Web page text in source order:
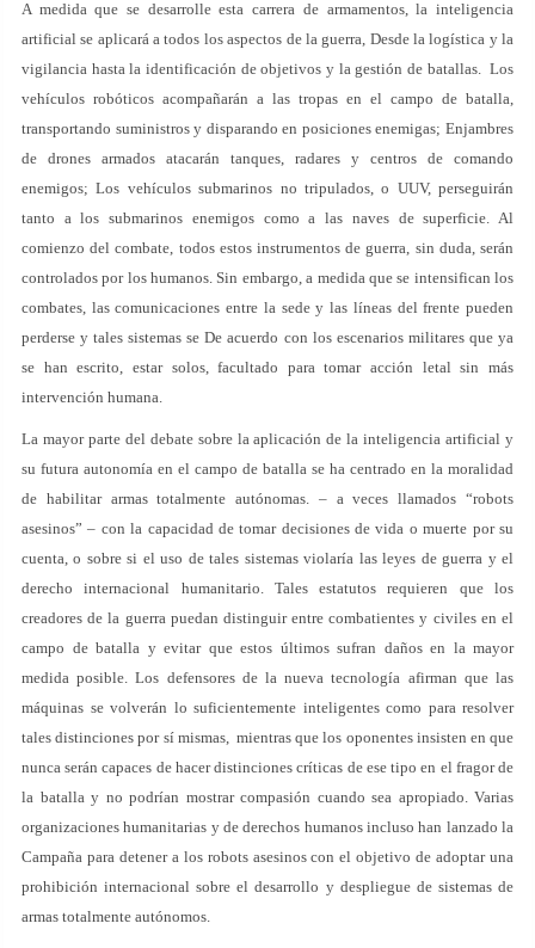
A medida que se desarrolle esta carrera de armamentos, la inteligencia
artificial se aplicará a todos los aspectos de la guerra, Desde la logística y la
vigilancia hasta la identificación de objetivos y la gestión de batallas. Los
vehículos robóticos acompañarán a las tropas en el campo de batalla,
transportando suministros y disparando en posiciones enemigas; Enjambres
de drones armados atacarán tanques, radares y centros de comando
enemigos; Los vehículos submarinos no tripulados, o UUV, perseguirán
tanto a los submarinos enemigos como a las naves de superficie. Al
comienzo del combate, todos estos instrumentos de guerra, sin duda, serán
controlados por los humanos. Sin embargo, a medida que se intensifican los
combates, las comunicaciones entre la sede y las líneas del frente pueden
perderse y tales sistemas se De acuerdo con los escenarios militares que ya
se han escrito, estar solos, facultado para tomar acción letal sin más
intervención humana.
La mayor parte del debate sobre la aplicación de la inteligencia artificial y
su futura autonomía en el campo de batalla se ha centrado en la moralidad
de habilitar armas totalmente autónomas. – a veces llamados “robots
asesinos” – con la capacidad de tomar decisiones de vida o muerte por su
cuenta, o sobre si el uso de tales sistemas violaría las leyes de guerra y el
derecho internacional humanitario. Tales estatutos requieren que los
creadores de la guerra puedan distinguir entre combatientes y civiles en el
campo de batalla y evitar que estos últimos sufran daños en la mayor
medida posible. Los defensores de la nueva tecnología afirman que las
máquinas se volverán lo suficientemente inteligentes como para resolver
tales distinciones por sí mismas, mientras que los oponentes insisten en que
nunca serán capaces de hacer distinciones críticas de ese tipo en el fragor de
la batalla y no podrían mostrar compasión cuando sea apropiado. Varias
organizaciones humanitarias y de derechos humanos incluso han lanzado la
Campaña para detener a los robots asesinos con el objetivo de adoptar una
prohibición internacional sobre el desarrollo y despliegue de sistemas de
armas totalmente autónomos.